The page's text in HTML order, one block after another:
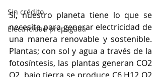
Sin crédito
Electricidad prepagada
Sí, nuestro planeta tiene lo que se
necesita para generar electricidad de
una manera renovable y sostenible.
Plantas; con sol y agua a través de la
fotosíntesis, las plantas generan CO2